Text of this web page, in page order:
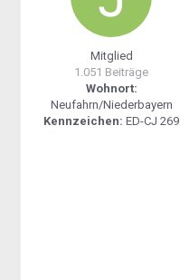
Mitglied
1.051 Beiträge
Wohnort:
Neufahrn/Niederbayern
Kennzeichen: ED-CJ 269